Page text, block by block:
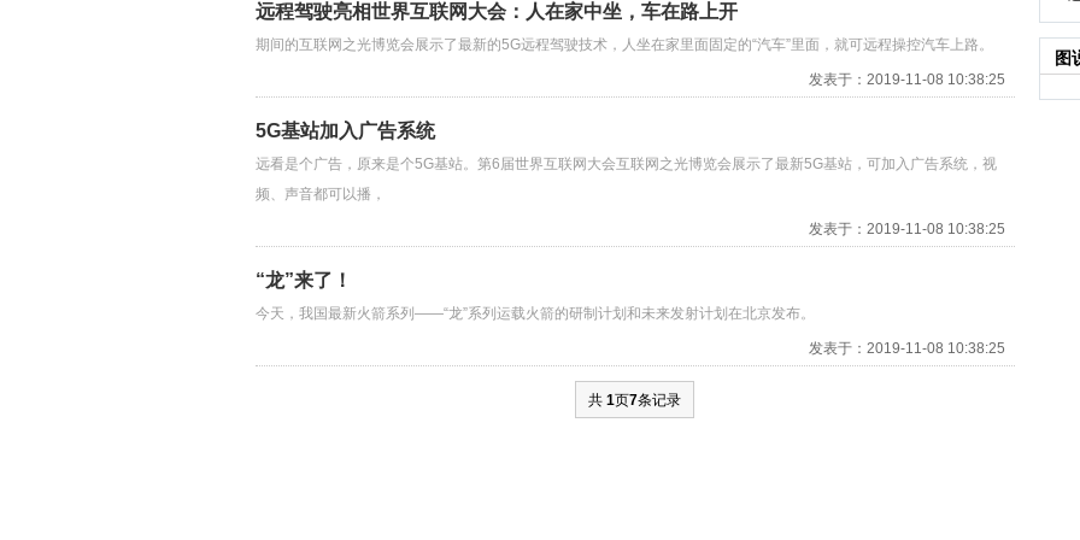
远程驾驶亮相世界互联网大会：人在家中坐，车在路上开
期间的互联网之光博览会展示了最新的5G远程驾驶技术，人坐在家里面固定的“汽车”里面，就可远程操控汽车上路。
发表于：2019-11-08 10:38:25
5G基站加入广告系统
远看是个广告，原来是个5G基站。第6届世界互联网大会互联网之光博览会展示了最新5G基站，可加入广告系统，视
频、声音都可以播，
发表于：2019-11-08 10:38:25
“龙”来了！
今天，我国最新火箭系列——“龙”系列运载火箭的研制计划和未来发射计划在北京发布。
发表于：2019-11-08 10:38:25
共 1页7条记录
图